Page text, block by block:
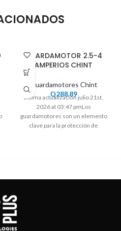
GUARDAMOTOR 2.5-4
AMPERIOS CHINT
Guardamotores Chint
Q288.89
Ultima actualización julio 21st,
2026 at 03:47 pmLos
guardamotores son un elemento
clave para la protección de